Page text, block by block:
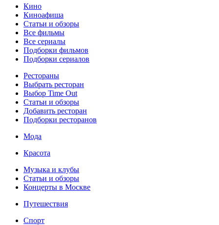
Кино
Киноафиша
Статьи и обзоры
Все фильмы
Все сериалы
Подборки фильмов
Подборки сериалов
Рестораны
Выбрать ресторан
Выбор Time Out
Статьи и обзоры
Добавить ресторан
Подборки ресторанов
Мода
Красота
Музыка и клубы
Статьи и обзоры
Концерты в Москве
Путешествия
Спорт